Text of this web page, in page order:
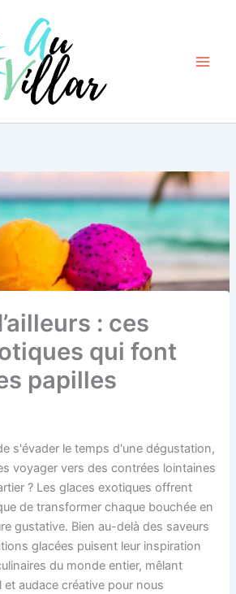
: ces
qui font
papilles
s'évader le temps d'une dégustation,
voyager vers des contrées lointaines
? Les glaces exotiques offrent
de transformer chaque bouchée en
gustative. Bien au-delà des saveurs
glacées puisent leur inspiration
du monde entier, mêlant
et audace créative pour nous